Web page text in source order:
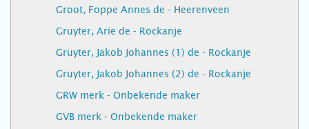
Groot, Foppe Annes de - Heerenveen
Gruyter, Arie de - Rockanje
Gruyter, Jakob Johannes (1) de - Rockanje
Gruyter, Jakob Johannes (2) de - Rockanje
GRW merk - Onbekende maker
GVB merk - Onbekende maker